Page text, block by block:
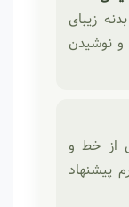
زیبای
نوشیدن
از خط و
پیشنهاد